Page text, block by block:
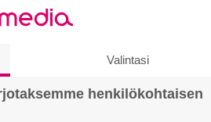
Uusi
Valintasi
henkilökohtaisen